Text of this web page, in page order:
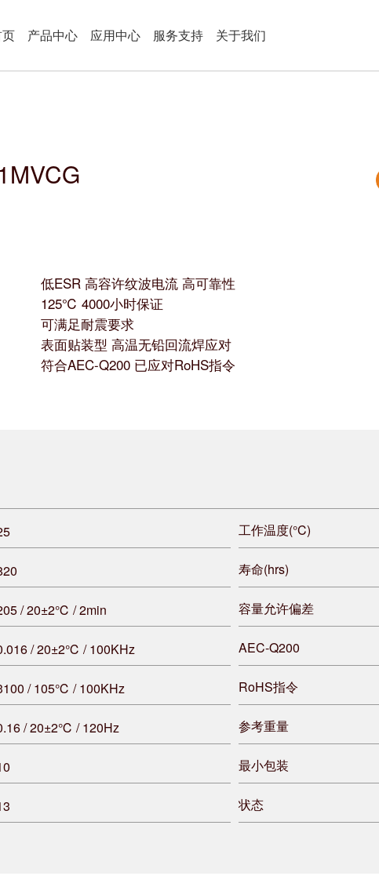
产品中心 应用中心 服务支持 关于我们
低ESR 高容许纹波电流 高可靠性
125℃ 4000小时保证
可满足耐震要求
表面贴装型 高温无铅回流焊应对
符合AEC-Q200 已应对RoHS指令
工作温度(°C)
寿命(hrs)
/ 20±2℃ / 2min 容量允许偏差
/ 20±2℃ / 100KHz AEC-Q200
/ 105℃ / 100KHz RoHS指令
/ 20±2℃ / 120Hz 参考重量
最小包装
状态